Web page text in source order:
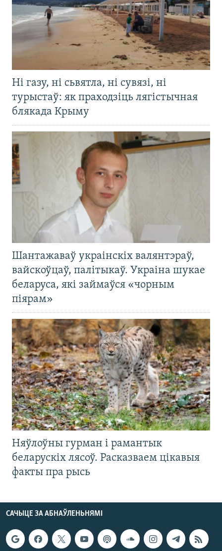
Ні газу, ні сьвятла, ні сувязі, ні
турыстаў: як праходзіць лягістычная
блякада Крыму
Шантажаваў украінскіх валянтэраў,
вайскоўцаў, палітыкаў. Украіна шукае
беларуса, які займаўся «чорным
піярам»
Няўлоўны гурман і рамантык
беларускіх лясоў. Расказваем цікавыя
факты пра рысь
САЧЫЦЕ ЗА АБНАЎЛЕНЬНЯМІ